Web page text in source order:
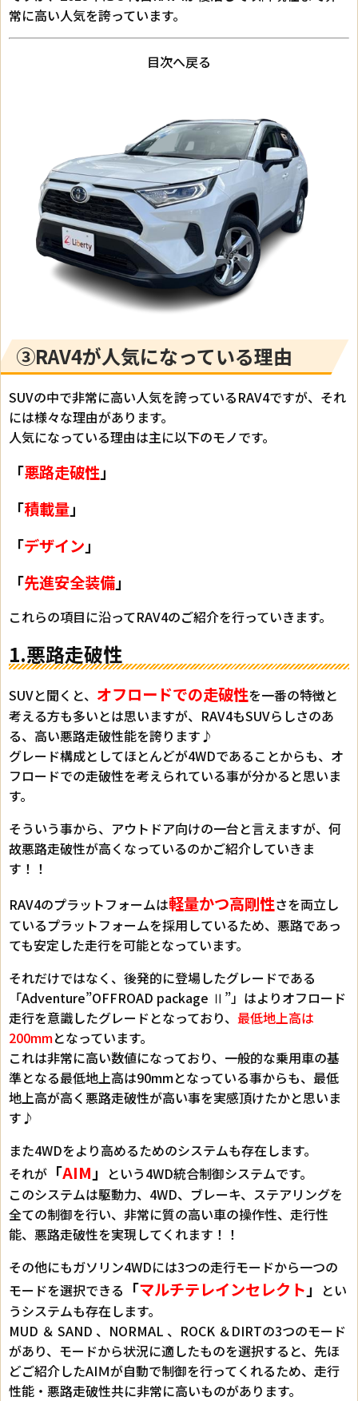
常に高い人気を誇っています。
目次へ戻る
③RAV4が人気になっている理由
SUVの中で非常に高い人気を誇っているRAV4ですが、それ
には様々な理由があります。
人気になっている理由は主に以下のモノです。
「悪路走破性」
「積載量」
「デザイン」
「先進安全装備」
これらの項目に沿ってRAV4のご紹介を行っていきます。
1.悪路走破性
SUVと聞くと、 オフロードでの走破性を一番の特徴と
考える方も多いとは思いますが、RAV4もSUVらしさのあ
る、高い悪路走破性能を誇ります♪
グレード構成としてほとんどが4WDであることからも、オ
フロードでの走破性を考えられている事が分かると思いま
す。
そういう事から、アウトドア向けの一台と言えますが、何
故悪路走破性が高くなっているのかご紹介していきま
す！！
RAV4のプラットフォームは軽量かつ高剛性さを両立し
ているプラットフォームを採用しているため、悪路であっ
ても安定した走行を可能となっています。
それだけではなく、後発的に登場したグレードである
「Adventure”OFFROAD package Ⅱ”」はよりオフロード
走行を意識したグレードとなっており、 最低地上高は
200mmとなっています。
これは非常に高い数値になっており、一般的な乗用車の基
準となる最低地上高は90mmとなっている事からも、最低
地上高が高く悪路走破性が高い事を実感頂けたかと思いま
す♪
また4WDをより高めるためのシステムも存在します。
それが 「AIM 」
という4WD統合制御システムです。
このシステムは駆動力、4WD、ブレーキ、ステアリングを
全ての制御を行い、非常に質の高い車の操作性、走行性
能、悪路走破性を実現してくれます！！
その他にもガソリン4WDには3つの走行モードから一つの
モードを選択できる 「マルチテレインセレクト 」
とい
うシステムも存在します。
MUD ＆ SAND 、NORMAL 、ROCK ＆DIRTの3つのモード
があり、モードから状況に適したものを選択すると、先ほ
どご紹介したAIＭが自動で制御を行ってくれるため、走行
性能・悪路走破性共に非常に高いものがあります。